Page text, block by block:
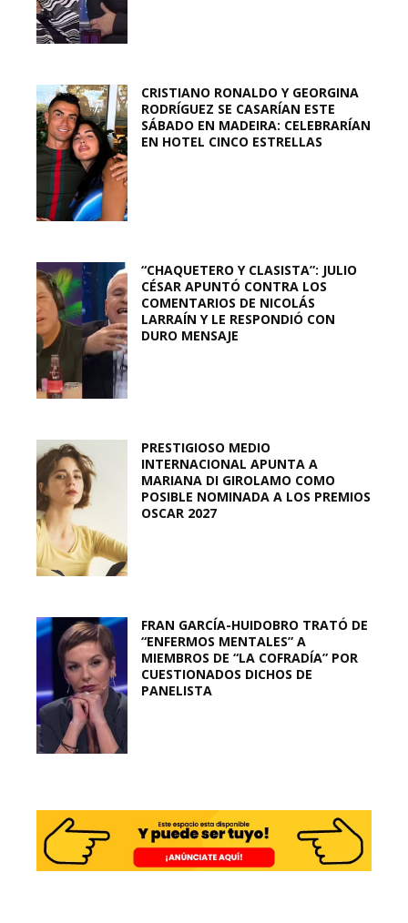
CRISTIANO RONALDO Y GEORGINA
RODRÍGUEZ SE CASARÍAN ESTE
SÁBADO EN MADEIRA: CELEBRARÍAN
EN HOTEL CINCO ESTRELLAS
“CHAQUETERO Y CLASISTA”: JULIO
CÉSAR APUNTÓ CONTRA LOS
COMENTARIOS DE NICOLÁS
LARRAÍN Y LE RESPONDIÓ CON
DURO MENSAJE
PRESTIGIOSO MEDIO
INTERNACIONAL APUNTA A
MARIANA DI GIROLAMO COMO
POSIBLE NOMINADA A LOS PREMIOS
OSCAR 2027
FRAN GARCÍA-HUIDOBRO TRATÓ DE
“ENFERMOS MENTALES” A
MIEMBROS DE “LA COFRADÍA” POR
CUESTIONADOS DICHOS DE
PANELISTA